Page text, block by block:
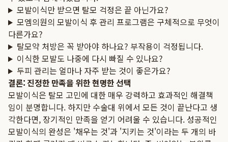
모발이식만 받으면 탈모 걱정은 끝 아닌가요?
모엠의원의 모발이식 후 관리 프로그램은 구체적으로 무엇이
다른가요?
탈모약 처방은 꼭 받아야 하나요? 부작용이 걱정됩니다.
이식한 모발도 나중에 다시 빠질 수 있나요?
두피 관리는 얼마나 자주 받는 것이 좋은가요?
결론: 진정한 만족을 위한 현명한 선택
모발이식은 탈모 고민에 대한 매우 강력하고 효과적인 해결책
임이 분명합니다. 하지만 수술대 위에서 모든 것이 끝난다고 생
각한다면, 장기적인 만족을 얻기 어려울 수 있습니다. 성공적인
모발이식의 완성은 '채우는 것'과 '지키는 것'이라는 두 개의 바